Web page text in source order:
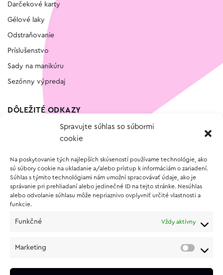
Spravujte súhlas so súbormi
cookie
Na poskytovanie tých najlepších skúseností používame technológie, ako
sú súbory cookie na ukladanie a/alebo prístup k informáciám o zariadení.
Súhlas s týmito technológiami nám umožní spracovávať údaje, ako je
správanie pri prehliadaní alebo jedinečné ID na tejto stránke. Nesúhlas
alebo odvolanie súhlasu môže nepriaznivo ovplyvniť určité vlastnosti a
funkcie.
Funkčné Vždy aktívny
Marketing
Darčekové karty
Gélové laky
Odstraňovanie
Príslušenstvo
Sady na manikúru
Sezónny výpredaj
DÔLEŽITÉ ODKAZY
Vernostný program
O NÁKUPE
Vrátenie a reklamácia tovaru